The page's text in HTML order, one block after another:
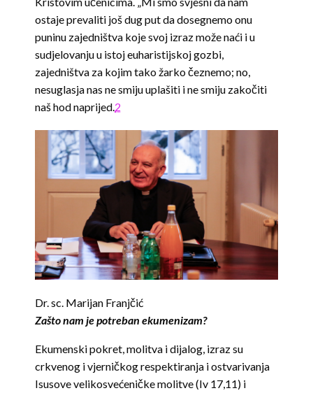
ostaje prevaliti još dug put da dosegnemo onu
puninu zajedništva koje svoj izraz može naći i u
sudjelovanju u istoj euharistijskoj gozbi,
zajedništva za kojim tako žarko čeznemo; no,
nesuglasja nas ne smiju uplašiti i ne smiju zakočiti
naš hod naprijed.2
Dr. sc. Marijan Franjčić
Zašto nam je potreban ekumenizam?
Ekumenski pokret, molitva i dijalog, izraz su
crkvenog i vjerničkog respektiranja i ostvarivanja
Isusove velikosvećeničke molitve (Iv 17,11) i